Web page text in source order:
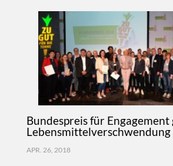
Bundespreis für Engagement
Lebensmittelverschwendung
APR. 26, 2018